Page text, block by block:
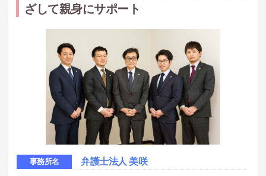
ざして親身にサポート
事務所名 弁護士法人 美咲